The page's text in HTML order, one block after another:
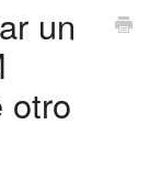
un
otro